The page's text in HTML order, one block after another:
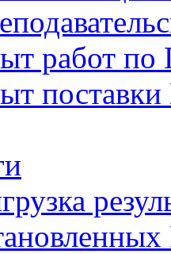
работ